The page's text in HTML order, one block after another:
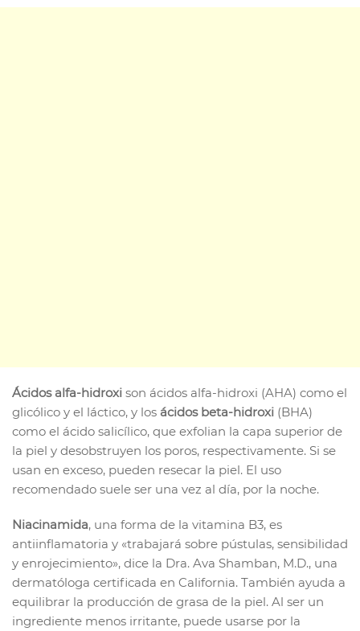
Ácidos alfa-hidroxi son ácidos alfa-hidroxi (AHA) como el
glicólico y el láctico, y los ácidos beta-hidroxi (BHA)
como el ácido salicílico, que exfolian la capa superior de
la piel y desobstruyen los poros, respectivamente. Si se
usan en exceso, pueden resecar la piel. El uso
recomendado suele ser una vez al día, por la noche.
Niacinamida, una forma de la vitamina B3, es
antiinflamatoria y «trabajará sobre pústulas, sensibilidad
y enrojecimiento», dice la Dra. Ava Shamban, M.D., una
dermatóloga certificada en California. También ayuda a
equilibrar la producción de grasa de la piel. Al ser un
ingrediente menos irritante, puede usarse por la